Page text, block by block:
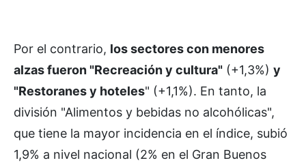
Por el contrario, los sectores con menores
alzas fueron "Recreación y cultura" (+1,3%) y
"Restoranes y hoteles" (+1,1%). En tanto, la
división "Alimentos y bebidas no alcohólicas",
que tiene la mayor incidencia en el índice, subió
1,9% a nivel nacional (2% en el Gran Buenos